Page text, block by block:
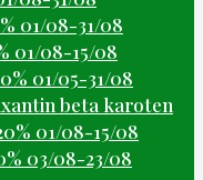
01/08-31/08
01/08-15/08
01/05-31/08
beta karoten
01/08-15/08
03/08-23/08